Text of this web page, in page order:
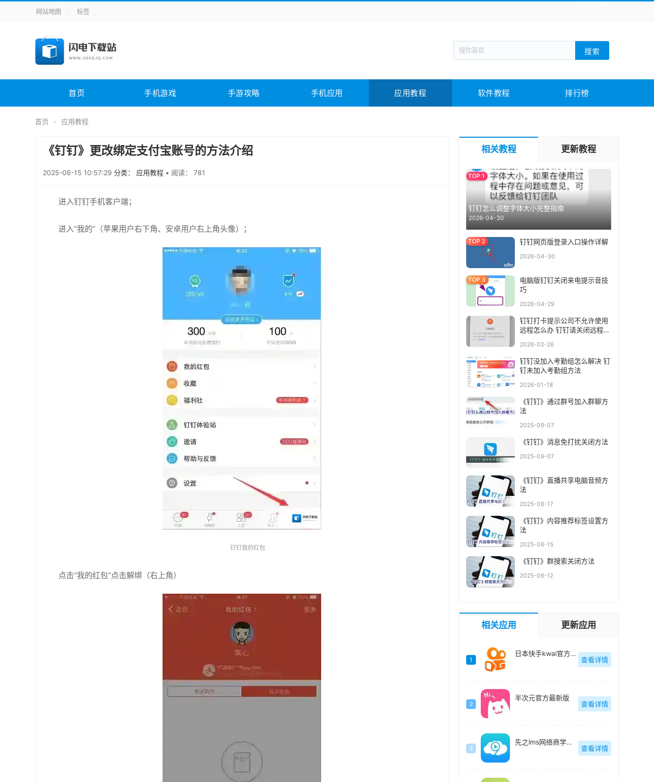
手机应用 新闻阅读 旅游出行 生活实用
手机游戏 H5游戏 回合网游 战棋游戏 枪战射击
电脑软件 其它类别 图形软件 安全相关 应用软件 影音软件 插件下载 教育教学 游戏娱乐 系统软件 素材下载
未分类 综合其它
网站地图 标签
搜索
首页 手机游戏 手游攻略 手机应用 应用教程 软件教程 排行榜
首页 应用教程
《钉钉》更改绑定支付宝账号的方法介绍
2025-06-15 10:57:29 分类： 应用教程 • 阅读： 781
进入钉钉手机客户端；
进入“我的”（苹果用户右下角、安卓用户右上角头像）；
钉钉我的红包
点击“我的红包”点击解绑（右上角）
相关教程 更新教程
钉钉怎么调整字体大小完整指南
2026-04-30
钉钉网页版登录入口操作详解
2026-04-30
电脑版钉钉关闭来电提示音技
巧
2026-04-29
钉钉打卡提示公司不允许使用
远程怎么办 钉钉请关闭远程控
2026-02-26
钉钉没加入考勤组怎么解决 钉
钉未加入考勤组方法
2026-01-18
《钉钉》通过群号加入群聊方
法
2025-09-07
《钉钉》消息免打扰关闭方法
2025-09-07
《钉钉》直播共享电脑音频方
法
2025-08-17
《钉钉》内容推荐标签设置方
法
2025-08-15
《钉钉》群搜索关闭方法
2025-08-12
相关应用 更新应用
1
日本快手kwai官方最新版
查看详情
2
半次元官方最新版
查看详情
3
先之lms网络商学院最新版
查看详情